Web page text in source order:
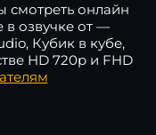
смотреть онлайн
в озвучке от —
Кубик в кубе,
HD 720p и FHD